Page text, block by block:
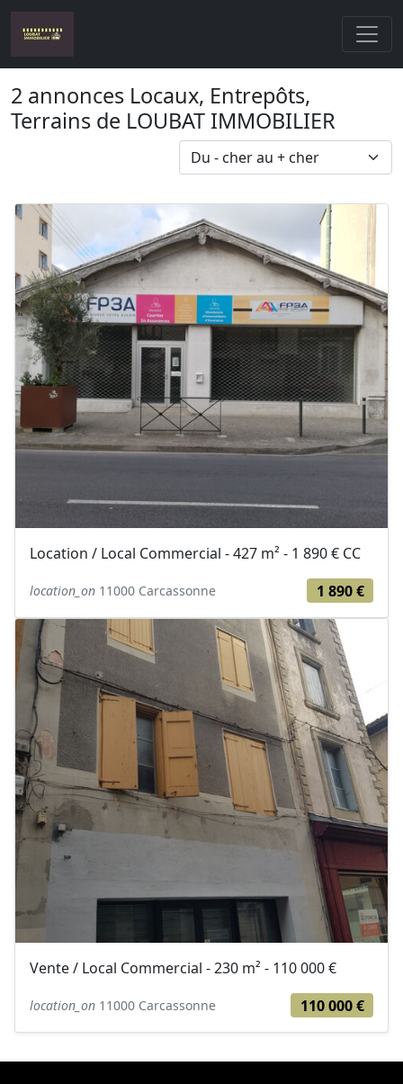
2 annonces Locaux, Entrepôts,
Terrains de LOUBAT IMMOBILIER
Location / Local Commercial - 427 m² - 1 890 € CC
location_on 11000 Carcassonne 1 890 €
Vente / Local Commercial - 230 m² - 110 000 €
location_on 11000 Carcassonne 110 000 €